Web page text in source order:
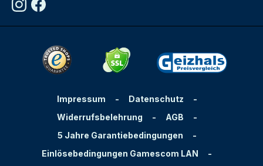
Impressum - Datenschutz
-
Widerrufsbelehrung
- AGB
-
5 Jahre Garantiebedingungen
-
Einlösebedingungen Gamescom LAN
-